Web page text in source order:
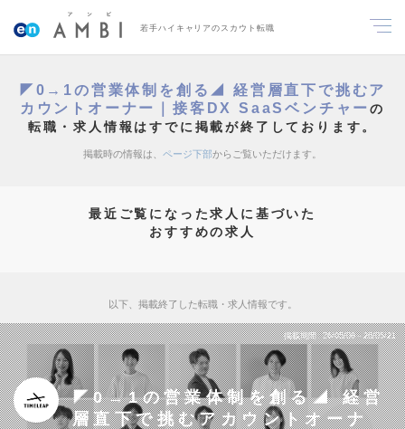
若手ハイキャリアのスカウト転職
◤0→1の営業体制を創る◢ 経営層直下で挑むア
カウントオーナー｜接客DX SaaSベンチャーの
転職・求人情報はすでに掲載が終了しております。
掲載時の情報は、 ページ下部からご覧いただけます。
最近ご覧になった求人に基づいた
おすすめの求人
以下、掲載終了した転職・求人情報です。
掲載期間 26/05/08～26/05/21
◤0→1の営業体制を創る◢ 経営
層直下で挑むアカウントオーナ